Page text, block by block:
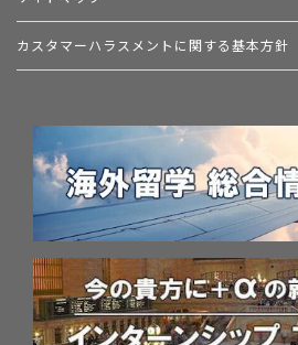
カスタマーハラスメントに関する基本方針